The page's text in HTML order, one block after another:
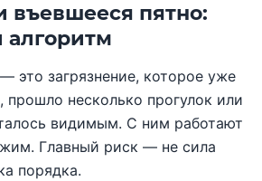
въевшееся пятно:
алгоритм
это загрязнение, которое уже
прошло несколько прогулок или
видимым. С ним работают
Главный риск — не сила
порядка.